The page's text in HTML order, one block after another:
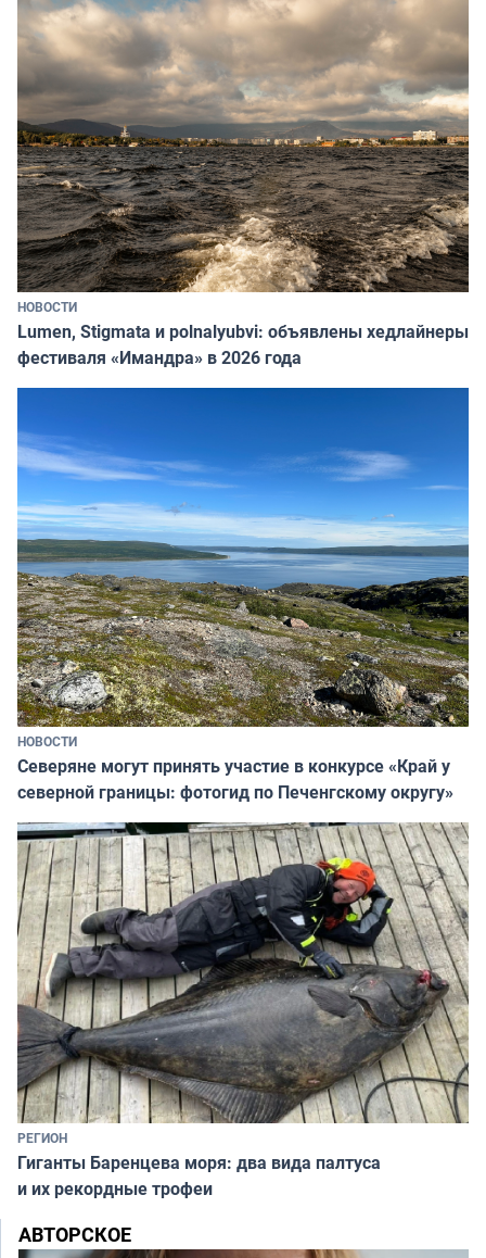
НОВОСТИ
Lumen, Stigmata и polnalyubvi: объявлены хедлайнеры
фестиваля «Имандра» в 2026 года
НОВОСТИ
Северяне могут принять участие в конкурсе «Край у
северной границы: фотогид по Печенгскому округу»
РЕГИОН
Гиганты Баренцева моря: два вида палтуса
и их рекордные трофеи
АВТОРСКОЕ